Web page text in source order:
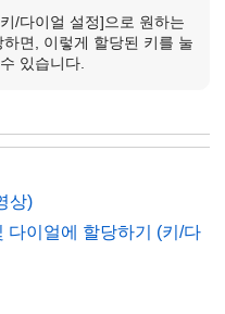
키/다이얼 설정]으로 원하는
하면, 이렇게 할당된 키를 눌
있습니다.
상)
다이얼에 할당하기 (키/다